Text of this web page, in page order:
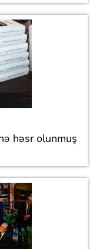
həsr olunmuş